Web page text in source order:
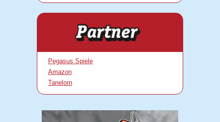
Pegasus Spiele
Amazon
Tanelorn